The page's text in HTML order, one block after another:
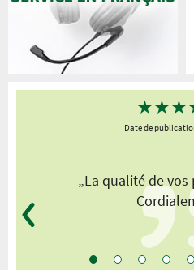
★★★
Date de
„La qualité de